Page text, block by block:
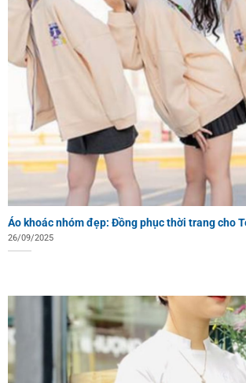
Áo khoác nhóm đẹp: Đồng phục thời trang cho
26/09/2025